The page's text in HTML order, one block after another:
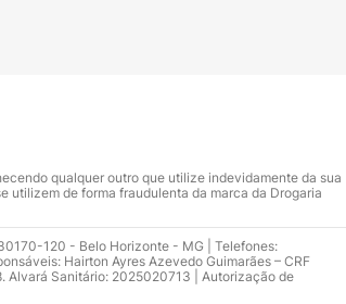
qualquer outro que utilize indevidamente da sua
utilizem de forma fraudulenta da marca da Drogaria
120 - Belo Horizonte - MG | Telefones:
Hairton Ayres Azevedo Guimarães – CRF
Alvará Sanitário: 2025020713 | Autorização de